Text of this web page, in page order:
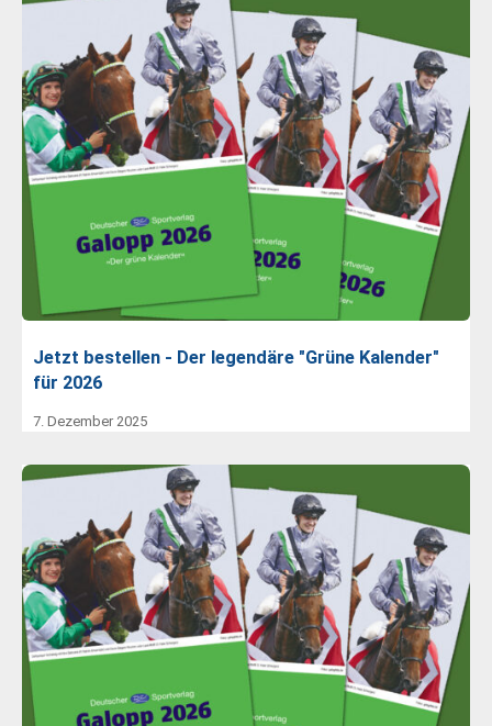
Jetzt bestellen - Der legendäre "Grüne Kalender"
für 2026
7. Dezember 2025